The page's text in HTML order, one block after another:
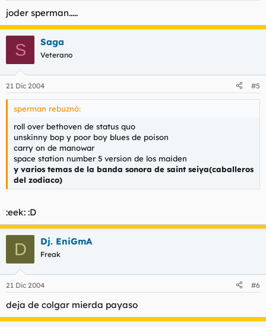
joder sperman.....
S Saga
Veterano
21 Dic 2004 #5
sperman rebuznó:
roll over bethoven de status quo
unskinny bop y poor boy blues de poison
carry on de manowar
space station number 5 version de los maiden
y varios temas de la banda sonora de saint seiya(caballeros
del zodiaco)
:eek: :D
D Dj. EniGmA
Freak
21 Dic 2004 #6
deja de colgar mierda payaso